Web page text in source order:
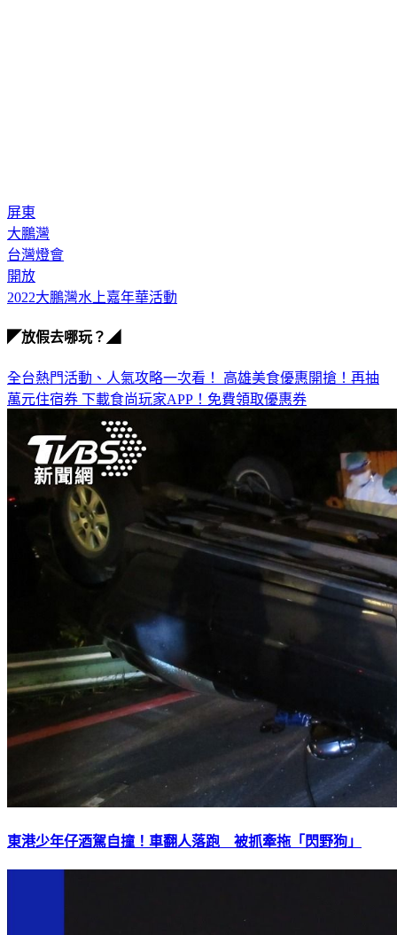
屏東
大鵬灣
台灣燈會
開放
全台熱門活動、人氣攻略一次看！高雄美食優惠開搶！再抽
下載食尚玩家APP！免費領取優惠券